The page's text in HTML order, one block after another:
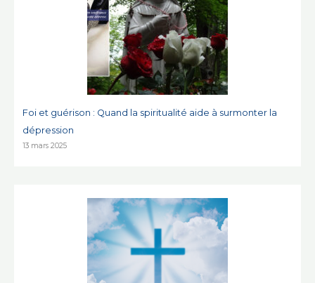
Foi et guérison : Quand la spiritualité aide à surmonter la
dépression
13 mars 2025